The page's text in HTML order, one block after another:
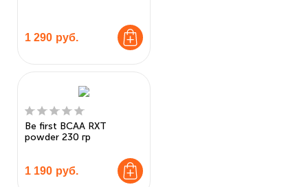
1 290 руб.
Be first BCAA RXT
powder 230 гр
1 190 руб.